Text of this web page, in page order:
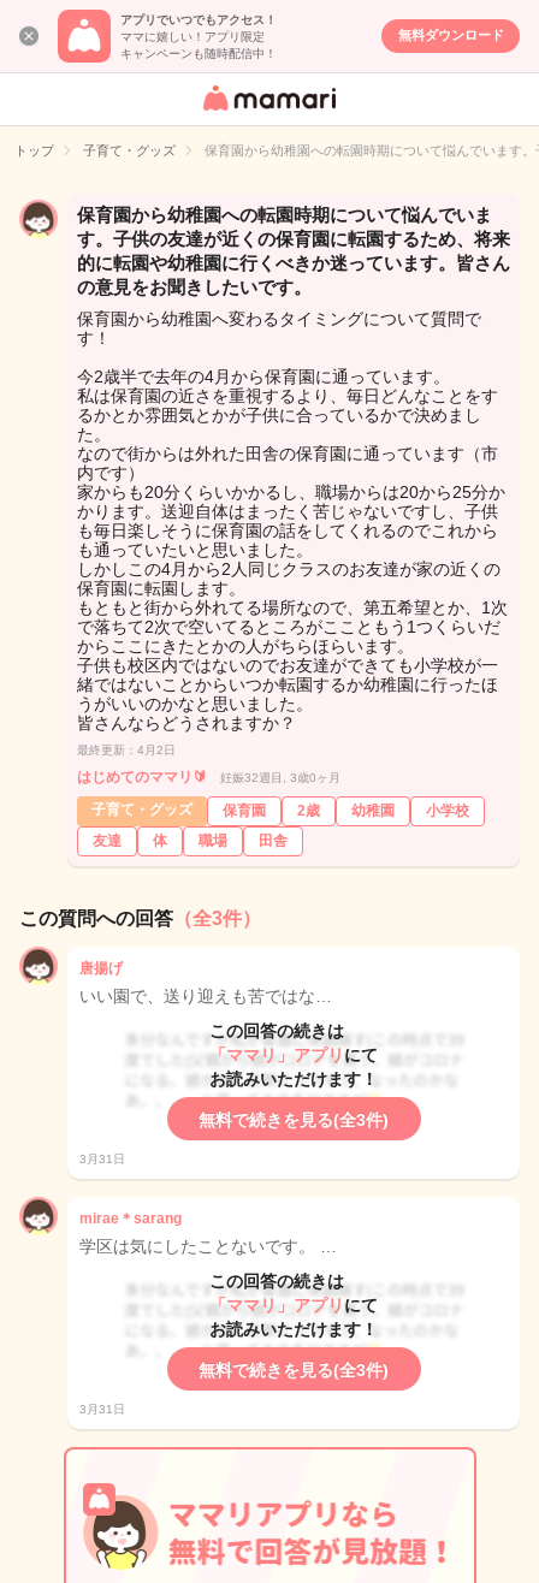
アプリでいつでもアクセス！
ママに嬉しい！アプリ限定
キャンペーンも随時配信中！
無料ダウンロード
女性専用匿名QA
イト
トップ 子育て・グッズ 保育園から幼稚園への転園時期について悩んでいます
保育園から幼稚園への転園時期について悩んでいま
す。子供の友達が近くの保育園に転園するため、将来
的に転園や幼稚園に行くべきか迷っています。皆さん
の意見をお聞きしたいです。
保育園から幼稚園へ変わるタイミングについて質問で
す！
今2歳半で去年の4月から保育園に通っています。
私は保育園の近さを重視するより、毎日どんなことをす
るかとか雰囲気とかが子供に合っているかで決めまし
た。
なので街からは外れた田舎の保育園に通っています（市
内です）
家からも20分くらいかかるし、職場からは20から25分か
かります。送迎自体はまったく苦じゃないですし、子供
も毎日楽しそうに保育園の話をしてくれるのでこれから
も通っていたいと思いました。
しかしこの4月から2人同じクラスのお友達が家の近くの
保育園に転園します。
もともと街から外れてる場所なので、第五希望とか、1次
で落ちて2次で空いてるところがここともう1つくらいだ
からここにきたとかの人がちらほらいます。
子供も校区内ではないのでお友達ができても小学校が一
緒ではないことからいつか転園するか幼稚園に行ったほ
うがいいのかなと思いました。
皆さんならどうされますか？
最終更新：4月2日
はじめてのママリ🔰 妊娠32週目, 3歳0ヶ月
子育て・グッズ 保育園 2歳 幼稚園
小学校
友達
体 職場 田舎
この質問への回答 （全3件）
唐揚げ
いい園で、送り迎えも苦ではな…
この回答の続きは
「ママリ」アプリ にて
お読みいただけます！
無料で続きを見る(全3件)
3月31日
mirae＊sarang
学区は気にしたことないです。 …
この回答の続きは
「ママリ」アプリ にて
お読みいただけます！
無料で続きを見る(全3件)
3月31日